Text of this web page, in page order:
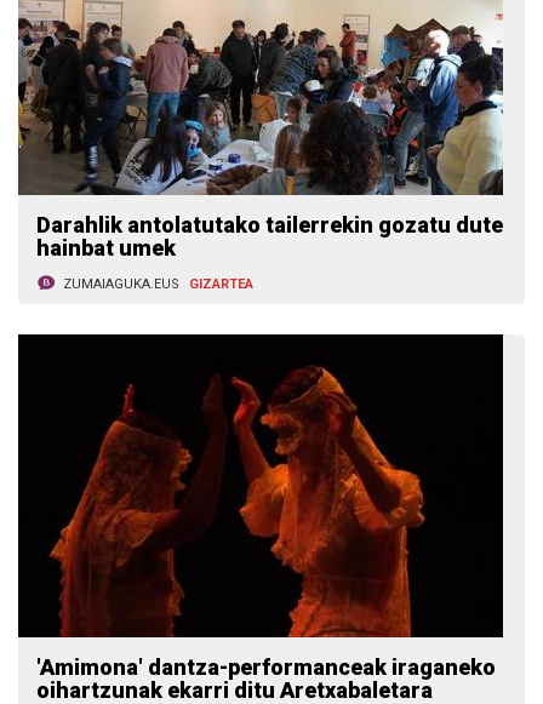
Darahlik antolatutako tailerrekin gozatu dute
hainbat umek
ZUMAIAGUKA.EUS GIZARTEA
'Amimona' dantza-performanceak iraganeko
oihartzunak ekarri ditu Aretxabaletara